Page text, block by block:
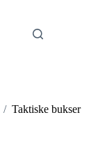
/ Taktiske bukser